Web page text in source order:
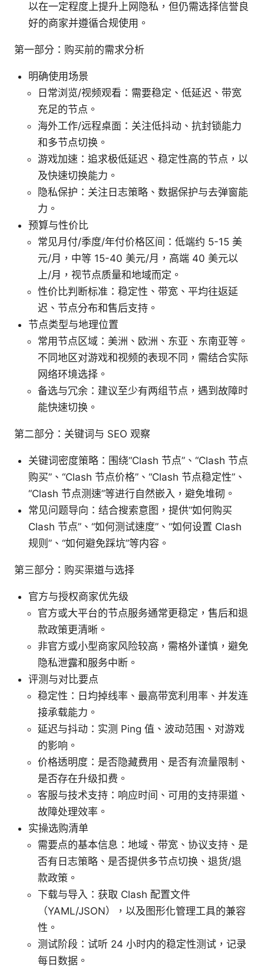
以在一定程度上提升上网隐私，但仍需选择信誉良
好的商家并遵循合规使用。
第一部分：购买前的需求分析
明确使用场景
日常浏览/视频观看：需要稳定、低延迟、带宽
充足的节点。
海外工作/远程桌面：关注低抖动、抗封锁能力
和多节点切换。
游戏加速：追求极低延迟、稳定性高的节点，以
及快速切换能力。
隐私保护：关注日志策略、数据保护与去弹窗能
力。
预算与性价比
常见月付/季度/年付价格区间：低端约 5-15 美
元/月，中等 15-40 美元/月，高端 40 美元以
上/月，视节点质量和地域而定。
性价比判断标准：稳定性、带宽、平均往返延
迟、节点分布和售后支持。
节点类型与地理位置
常用节点区域：美洲、欧洲、东亚、东南亚等。
不同地区对游戏和视频的表现不同，需结合实际
网络环境选择。
备选与冗余：建议至少有两组节点，遇到故障时
能快速切换。
第二部分：关键词与 SEO 观察
关键词密度策略：围绕“Clash 节点”、“Clash 节点
购买”、“Clash 节点价格”、“Clash 节点稳定性”、
“Clash 节点测速”等进行自然嵌入，避免堆砌。
常见问题导向：结合搜索意图，提供“如何购买
Clash 节点”、“如何测试速度”、“如何设置 Clash
规则”、“如何避免踩坑”等内容。
第三部分：购买渠道与选择
官方与授权商家优先级
官方或大平台的节点服务通常更稳定，售后和退
款政策更清晰。
非官方或小型商家风险较高，需格外谨慎，避免
隐私泄露和服务中断。
评测与对比要点
稳定性：日均掉线率、最高带宽利用率、并发连
接承载能力。
延迟与抖动：实测 Ping 值、波动范围、对游戏
的影响。
价格透明度：是否隐藏费用、是否有流量限制、
是否存在升级扣费。
客服与技术支持：响应时间、可用的支持渠道、
故障处理效率。
实操选购清单
需要点的基本信息：地域、带宽、协议支持、是
否有日志策略、是否提供多节点切换、退货/退
款政策。
下载与导入：获取 Clash 配置文件
（YAML/JSON），以及图形化管理工具的兼容
性。
测试阶段：试听 24 小时内的稳定性测试，记录
每日数据。